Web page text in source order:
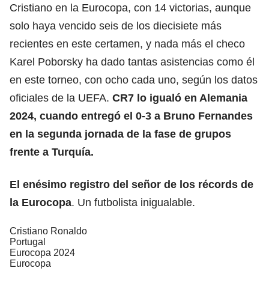
Cristiano en la Eurocopa, con 14 victorias, aunque
solo haya vencido seis de los diecisiete más
recientes en este certamen, y nada más el checo
Karel Poborsky ha dado tantas asistencias como él
en este torneo, con ocho cada uno, según los datos
oficiales de la UEFA. CR7 lo igualó en Alemania
2024, cuando entregó el 0-3 a Bruno Fernandes
en la segunda jornada de la fase de grupos
frente a Turquía.
El enésimo registro del señor de los récords de
la Eurocopa. Un futbolista inigualable.
Cristiano Ronaldo
Portugal
Eurocopa 2024
Eurocopa